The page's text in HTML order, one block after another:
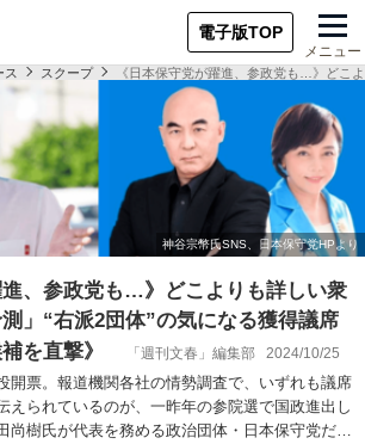
電子版TOP
メニュー
ス スクープ 《日本保守党が躍進、参政党も…》どこ
進、参政党も…》どこよりも詳しい衆
」“右派2団体”の気になる獲得議席
を直撃》
「週刊文春」編集部 2024/10/25
開票。報道機関各社の情勢調査で、いずれも議席
えられているのが、一昨年の参院選で国政進出し
尚樹氏が代表を務める政治団体・日本保守党だ。